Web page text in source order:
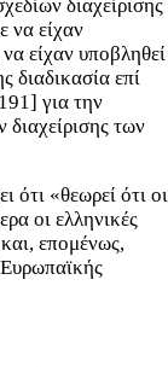
διαχείρισης
να είχαν
είχαν υποβληθεί
διαδικασία επί
για την
των
ότι «θεωρεί ότι οι
οι ελληνικές
επομένως,